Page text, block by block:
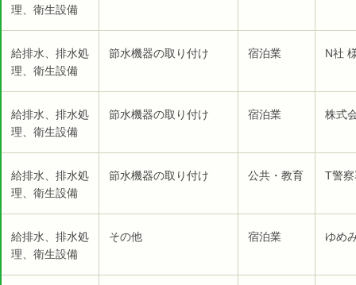
理、衛生設備
給排水、排水処
理、衛生設備
節水機器の取り付け 宿泊業 N社
給排水、排水処
理、衛生設備
節水機器の取り付け 宿泊業 株式
給排水、排水処
理、衛生設備
節水機器の取り付け 公共・教育 T警
給排水、排水処
理、衛生設備
その他 宿泊業 ゆめ